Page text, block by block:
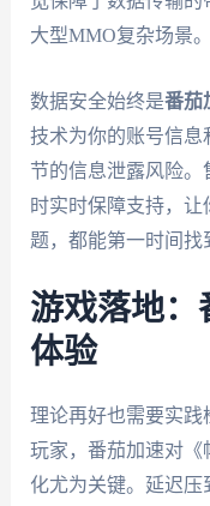
大型MMO复杂场景。
数据安全始终是番茄
技术为你的账号信息
节的信息泄露风险。
时实时保障支持，让
题，都能第一时间找
游戏落地：
体验
理论再好也需要实
玩家，番茄加速对《
化尤为关键。延迟